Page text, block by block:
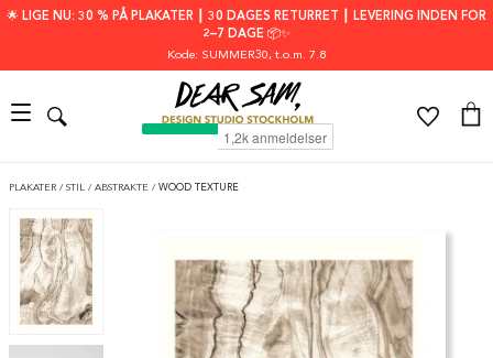
🌟 LIGE NU: 30 % PÅ PLAKATER ┃ 30 DAGES RETURRET ┃ LEVERING INDEN FOR
2–7 DAGE 📦✨
Kode: SUMMER30, t.o.m. 7.8
PLAKATER / STIL / ABSTRAKTE / WOOD TEXTURE